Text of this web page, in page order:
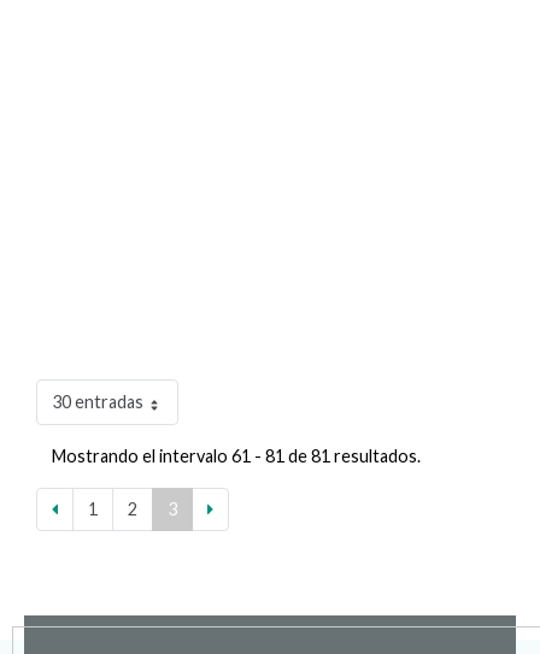
30 entradas
Mostrando el intervalo 61 - 81 de 81 resultados.
1 2 3